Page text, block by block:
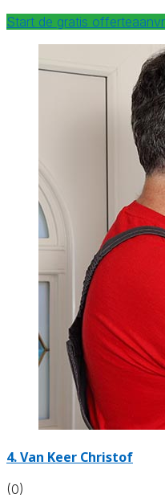
Start de gratis
4. Van Keer Christof
(0)